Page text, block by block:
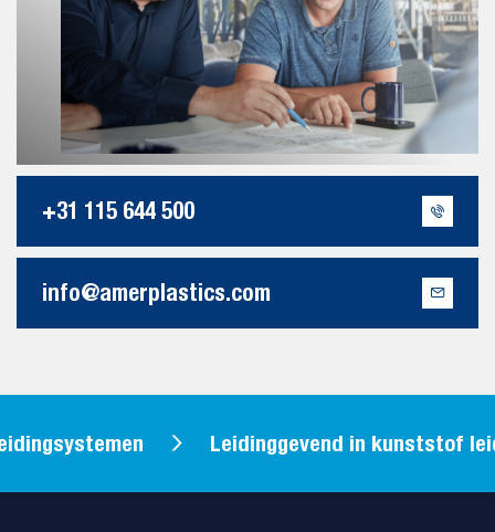
+31 115 644 500
info@amerplastics.com
Leidinggevend in kunststof